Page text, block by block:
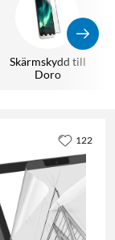
Skärmskydd till
Doro
122